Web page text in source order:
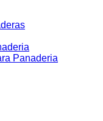
Panaderia